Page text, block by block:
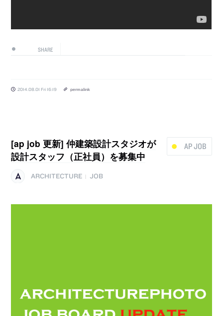
SHARE
2014.08.01 Fri 16:19 permalink
AP JOB
[ap job 更新] 仲建築設計スタジオが
設計スタッフ（正社員）を募集中
ARCHITECTURE JOB